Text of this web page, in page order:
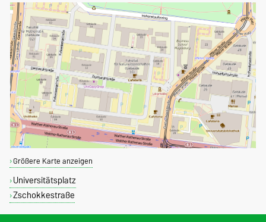
Größere Karte anzeigen
Universitätsplatz
Zschokkestraße